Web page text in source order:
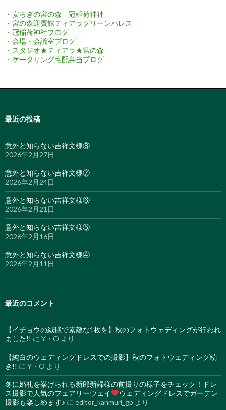
・安らぎの宮の森 冠稲荷神社
・宮の森迎賓館ティアラグリーンパレス
・冠稲荷神社ブログ
・会場・会議室ブログ
・スタジオ★ティアラ★宮の森
・ケータリング宅配弁当ブログ
最近の投稿
意外と知らない吉祥文様⑧
2026年2月27日
意外と知らない吉祥文様⑦
2026年2月24日
意外と知らない吉祥文様⑥
2026年2月21日
意外と知らない吉祥文様⑤
2026年2月16日
意外と知らない吉祥文様④
2026年2月11日
最近のコメント
【イチョウの絨毯で素敵な1枚を】秋のフォトウェディングが行われ
ました!! に Y・O より
【純白のウェディングドレスでの撮影】秋のフォトウェディング続
き!! に Y・O より
冬に婚礼を挙げられる新郎新婦様の前撮りの様子をチェック！ドレ
ス撮影で人気のフェアリーウェイ
ウェディングドレスでガーデン
撮影も楽しめます♪ に editor_kanmuri_gp より